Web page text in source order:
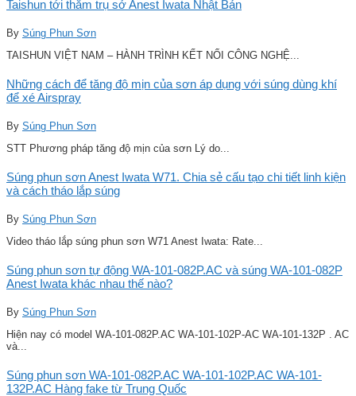
Taishun tới thăm trụ sở Anest Iwata Nhật Bản
By Súng Phun Sơn
TAISHUN VIỆT NAM – HÀNH TRÌNH KẾT NỐI CÔNG NGHỆ...
Những cách để tăng độ mịn của sơn áp dụng với súng dùng khí
để xé Airspray
By Súng Phun Sơn
STT Phương pháp tăng độ mịn của sơn Lý do...
Súng phun sơn Anest Iwata W71. Chia sẻ cấu tạo chi tiết linh kiện
và cách tháo lắp súng
By Súng Phun Sơn
Video tháo lắp súng phun sơn W71 Anest Iwata: Rate...
Súng phun sơn tự động WA-101-082P.AC và súng WA-101-082P
Anest Iwata khác nhau thế nào?
By Súng Phun Sơn
Hiện nay có model WA-101-082P.AC WA-101-102P-AC WA-101-132P . AC
và...
Súng phun sơn WA-101-082P.AC WA-101-102P.AC WA-101-
132P.AC Hàng fake từ Trung Quốc